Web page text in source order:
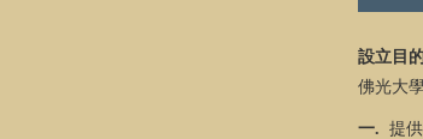
設立目
佛光大
一. 提